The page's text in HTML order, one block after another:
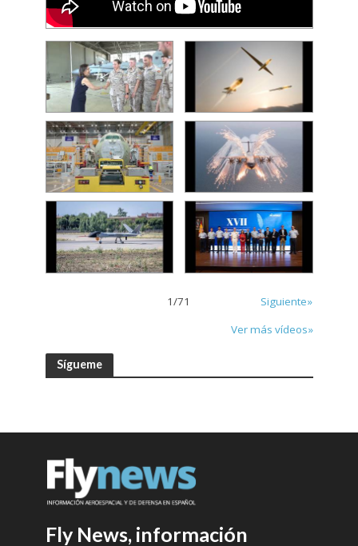
1/71
Siguiente»
Ver más vídeos»
Sígueme
Fly News, información